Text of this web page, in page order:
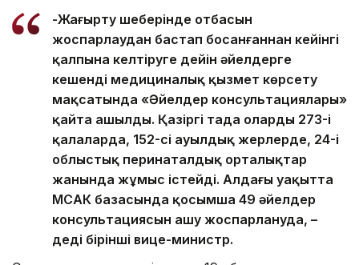
-Жаңғырту шеңберінде отбасын
жоспарлаудан бастап босанғаннан кейінгі
қалпына келтіруге дейін әйелдерге
кешенді медициналық қызмет көрсету
мақсатында «Әйелдер консультациялары»
қайта ашылды. Қазіргі таңда олардың 273-і
қалаларда, 152-сі ауылдық жерлерде, 24-і
облыстық перинаталдық орталықтар
жанында жұмыс істейді. Алдағы уақытта
МСАК базасында қосымша 49 әйелдер
консультациясын ашу жоспарлануда, –
деді бірінші вице-министр.